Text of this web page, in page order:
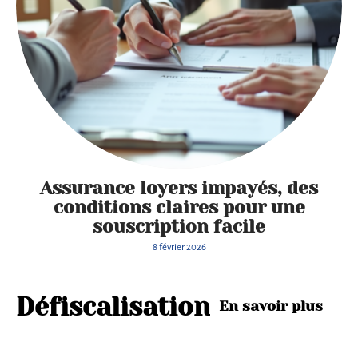
Assurance loyers impayés, des
conditions claires pour une
souscription facile
8 février 2026
Défiscalisation En savoir plus
Profit
l’avan